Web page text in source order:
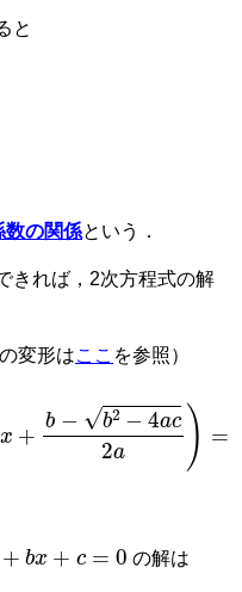
と
数の関係という．
きれば，2次方程式の解
変形はここ を参照）
bx
の解は